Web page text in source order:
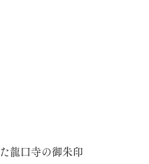
龍口寺の御朱印